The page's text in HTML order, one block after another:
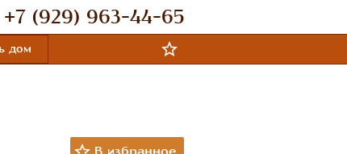
+7 (929) 963-44-65
дом